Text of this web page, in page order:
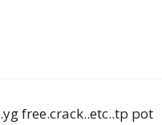
free.crack..etc..tp pot